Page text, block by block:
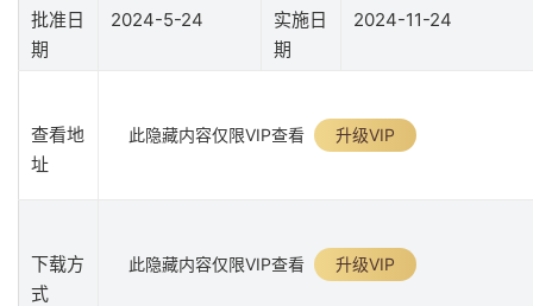
批准日
期
2024-5-24
实施日
期
2024-11-24
查看地
址
此隐藏内容仅限VIP查看 升级VIP
下载方
式
此隐藏内容仅限VIP查看 升级VIP